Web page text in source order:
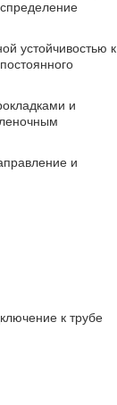
устойчивостью к
и
и
к трубе